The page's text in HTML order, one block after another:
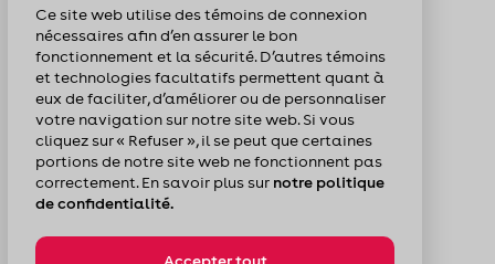
Pour nous suivre :
Ce site web utilise des témoins de connexion
nécessaires afin d’en assurer le bon
fonctionnement et la sécurité. D’autres témoins
et technologies facultatifs permettent quant à
eux de faciliter, d’améliorer ou de personnaliser
votre navigation sur notre site web. Si vous
cliquez sur « Refuser », il se peut que certaines
portions de notre site web ne fonctionnent pas
correctement. En savoir plus sur notre politique
de confidentialité.